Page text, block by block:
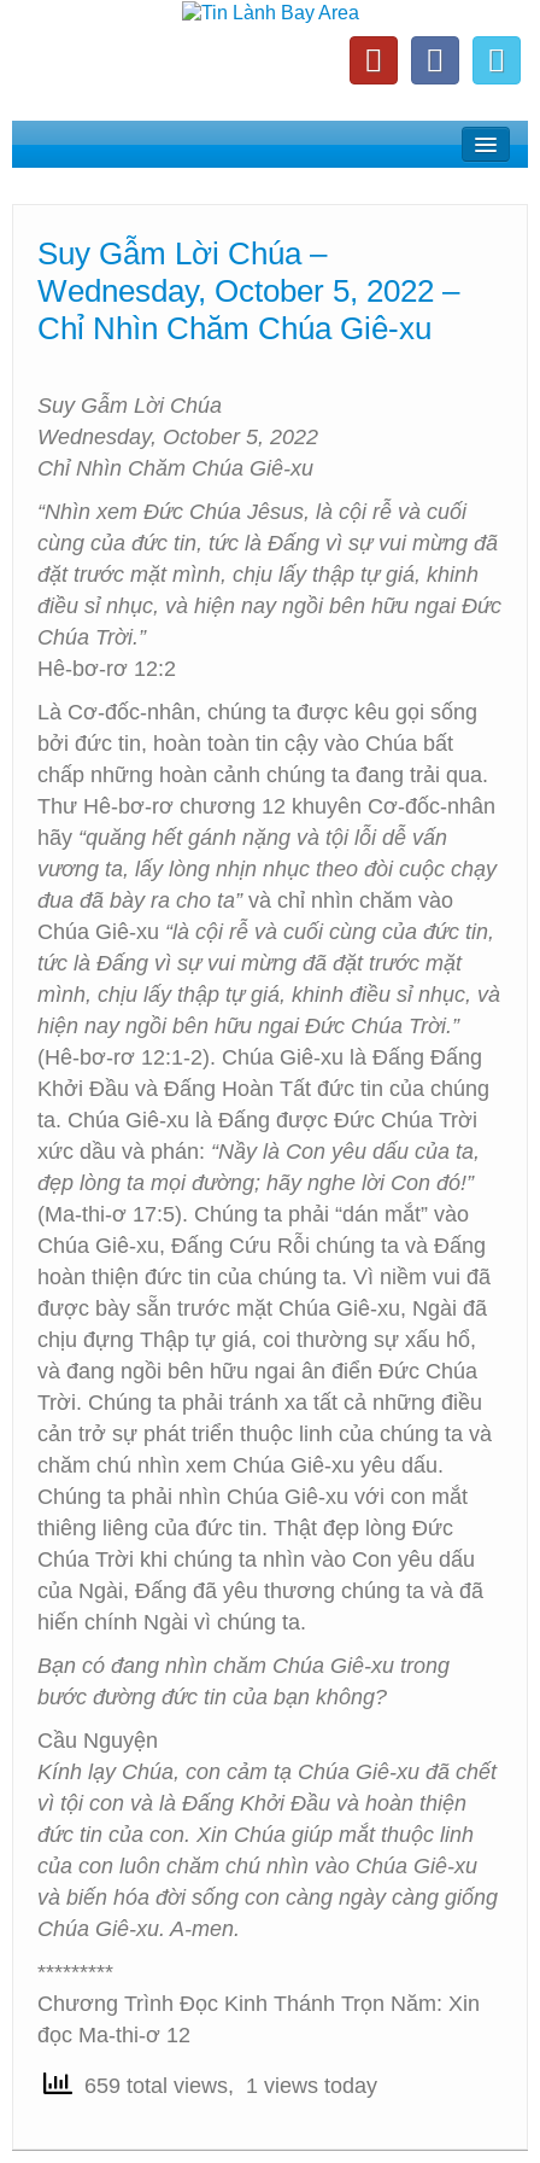
Home
Phát Thanh Tin Lành Bay Area
Các Hội Thánh Bắc California
Suy Gẫm Lời Chúa –
Wednesday, October 5, 2022 –
Chỉ Nhìn Chăm Chúa Giê-xu
Suy Gẫm Lời Chúa
Wednesday, October 5, 2022
Chỉ Nhìn Chăm Chúa Giê-xu
“Nhìn xem Đức Chúa Jêsus, là cội rễ và cuối
cùng của đức tin, tức là Đấng vì sự vui mừng đã
đặt trước mặt mình, chịu lấy thập tự giá, khinh
điều sỉ nhục, và hiện nay ngồi bên hữu ngai Đức
Chúa Trời.”
Hê-bơ-rơ 12:2
Là Cơ-đốc-nhân, chúng ta được kêu gọi sống
bởi đức tin, hoàn toàn tin cậy vào Chúa bất
chấp những hoàn cảnh chúng ta đang trải qua.
Thư Hê-bơ-rơ chương 12 khuyên Cơ-đốc-nhân
hãy “quăng hết gánh nặng và tội lỗi dễ vấn
vương ta, lấy lòng nhịn nhục theo đòi cuộc chạy
đua đã bày ra cho ta”và chỉ nhìn chăm vào
Chúa Giê-xu “là cội rễ và cuối cùng của đức tin,
tức là Đấng vì sự vui mừng đã đặt trước mặt
mình, chịu lấy thập tự giá, khinh điều sỉ nhục, và
hiện nay ngồi bên hữu ngai Đức Chúa Trời.”
(Hê-bơ-rơ 12:1-2). Chúa Giê-xu là Đấng Ðấng
Khởi Ðầu và Ðấng Hoàn Tất đức tin của chúng
ta. Chúa Giê-xu là Đấng được Đức Chúa Trời
xức dầu và phán: “Nầy là Con yêu dấu của ta,
đẹp lòng ta mọi đường; hãy nghe lời Con đó!”
(Ma-thi-ơ 17:5). Chúng ta phải “dán mắt” vào
Chúa Giê-xu, Đấng Cứu Rỗi chúng ta và Đấng
hoàn thiện đức tin của chúng ta. Vì niềm vui đã
được bày sẵn trước mặt Chúa Giê-xu, Ngài đã
chịu đựng Thập tự giá, coi thường sự xấu hổ,
và đang ngồi bên hữu ngai ân điển Đức Chúa
Trời. Chúng ta phải tránh xa tất cả những điều
cản trở sự phát triển thuộc linh của chúng ta và
chăm chú nhìn xem Chúa Giê-xu yêu dấu.
Chúng ta phải nhìn Chúa Giê-xu với con mắt
thiêng liêng của đức tin. Thật đẹp lòng Đức
Chúa Trời khi chúng ta nhìn vào Con yêu dấu
của Ngài, Đấng đã yêu thương chúng ta và đã
hiến chính Ngài vì chúng ta.
Bạn có đang nhìn chăm Chúa Giê-xu trong
bước đường đức tin của bạn không?
Cầu Nguyện
Kính lạy Chúa, con cảm tạ Chúa Giê-xu đã chết
vì tội con và là Đấng Khởi Đầu và hoàn thiện
đức tin của con. Xin Chúa giúp mắt thuộc linh
của con luôn chăm chú nhìn vào Chúa Giê-xu
và biến hóa đời sống con càng ngày càng giống
Chúa Giê-xu. A-men.
*********
Chương Trình Đọc Kinh Thánh Trọn Năm: Xin
đọc Ma-thi-ơ 12
659 total views, 1 views today